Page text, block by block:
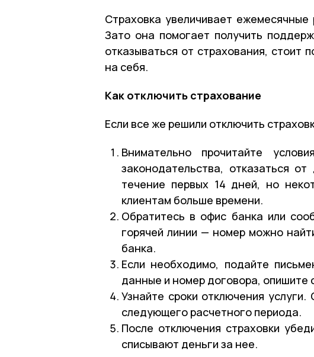
Страховка увеличивает
Зато она помогает получить
отказываться от страхования, стоит
на себя.
Как отключить страхование
Если все же решили отключить
Внимательно прочитайте
законодательства, отказаться
течение первых 14 дней, но
клиентам больше времени.
Обратитесь в офис банка или
горячей линии — номер можно
банка.
Если необходимо, подайте
данные и номер договора, опишите
Узнайте сроки отключения
следующего расчетного периода.
После отключения страховки
списывают деньги за нее.